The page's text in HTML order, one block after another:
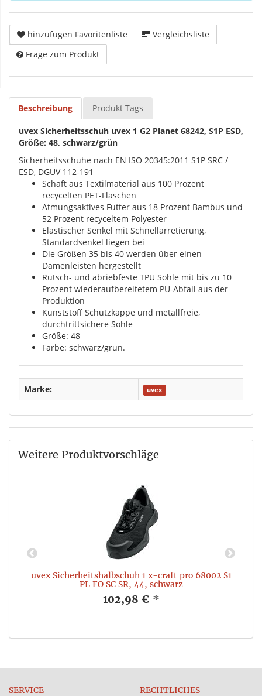
hinzufügen Favoritenliste
Vergleichsliste
Frage zum Produkt
Beschreibung Produkt Tags
uvex Sicherheitsschuh uvex 1 G2 Planet 68242, S1P ESD,
Größe: 48, schwarz/grün
Sicherheitsschuhe nach EN ISO 20345:2011 S1P SRC /
ESD, DGUV 112-191
Schaft aus Textilmaterial aus 100 Prozent
recycelten PET-Flaschen
Atmungsaktives Futter aus 18 Prozent Bambus und
52 Prozent recyceltem Polyester
Elastischer Senkel mit Schnellarretierung,
Standardsenkel liegen bei
Die Größen 35 bis 40 werden über einen
Damenleisten hergestellt
Rutsch- und abriebfeste TPU Sohle mit bis zu 10
Prozent wiederaufbereitetem PU-Abfall aus der
Produktion
Kunststoff Schutzkappe und metallfreie,
durchtrittsichere Sohle
Größe: 48
Farbe: schwarz/grün.
Marke: uvex
Weitere Produktvorschläge
uvex Sicherheitshalbschuh 1 x-craft pro 68002 S1
PL FO SC SR, 44, schwarz
102,98 € *
SERVICE RECHTLICHES